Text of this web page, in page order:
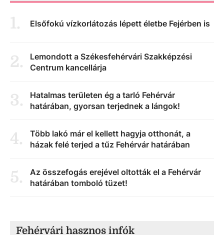
1. Elsőfokú vízkorlátozás lépett életbe Fejérben is
2.
Lemondott a Székesfehérvári Szakképzési
Centrum kancellárja
3.
Hatalmas területen ég a tarló Fehérvár
határában, gyorsan terjednek a lángok!
4.
Több lakó már el kellett hagyja otthonát, a
házak felé terjed a tűz Fehérvár határában
5.
Az összefogás erejével oltották el a Fehérvár
határában tomboló tüzet!
Fehérvári hasznos infók